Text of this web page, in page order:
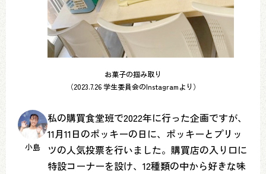
お菓子の掴み取り
（2023.7.26 学生委員会のInstagramより）
小島
私の購買食堂班で2022年に行った企画ですが、
11月11日のポッキーの日に、ポッキーとプリッ
ツの人気投票を行いました。購買店の入り口に
特設コーナーを設け、12種類の中から好きな味